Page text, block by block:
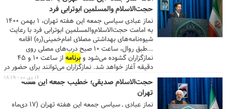
محوریت دهه مبارک فجر و گرامیداشت چهل‌ و سومین
سالگرد پیروزی انقلاب اسلامی توسط مدیریت فرهنگی
هنری منطقه ۱۴ و فرهنگسرای اخلاق از ساعت ۱۰ تا
پایان زمان برگزاری نماز جمعه در جوار شبستان مصلای
امام خمینی(ره) بابرنامه‌هایفرهنگی و هنری میزبان
نماگزاران بود. ...
حجت‌الاسلام والمسلمین ابوترابی فرد
نماز عبادی سیاسی جمعه این هفته تهران، 1 بهمن 1400
به امامت حجت‌الاسلام‌والمسلمین ابوترابی فرد با رعایت
شیوه‌نامه‌های بهداشتی مصلای امام‌خمینی(ره) اقامه
خواهد شد
...طبق روال، ساعت ۱۰ صبح درب‌های مصلی روی
نمازگزاران گشوده می‌شود وبرنامه
از ساعت ۱۰ و ۴۵
دقیقه آغاز خواهد شد. نمازگزاران می‌توانند برای حضور در
نمازجمعه از درب شمالی مصلی (ایستگاه مترو مصلی)، از
درب جنوبی خیابان شهید بهشتی (ایستگاه مترو شهید
بهشتی) و درب شرقی خیابان قنبرزاده تردد کنند....
حجت‌الاسلام صدیقی؛ خطیب جمعه این هفته
تهران
نماز عبادی ـ سیاسی جمعه این هفته تهران (۱۷ دی‌ماه
۱۶ دی ۰۰ - ۱۸:۱۹